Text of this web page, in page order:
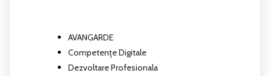
AVANGARDE
Competențe Digitale
Dezvoltare Profesionala